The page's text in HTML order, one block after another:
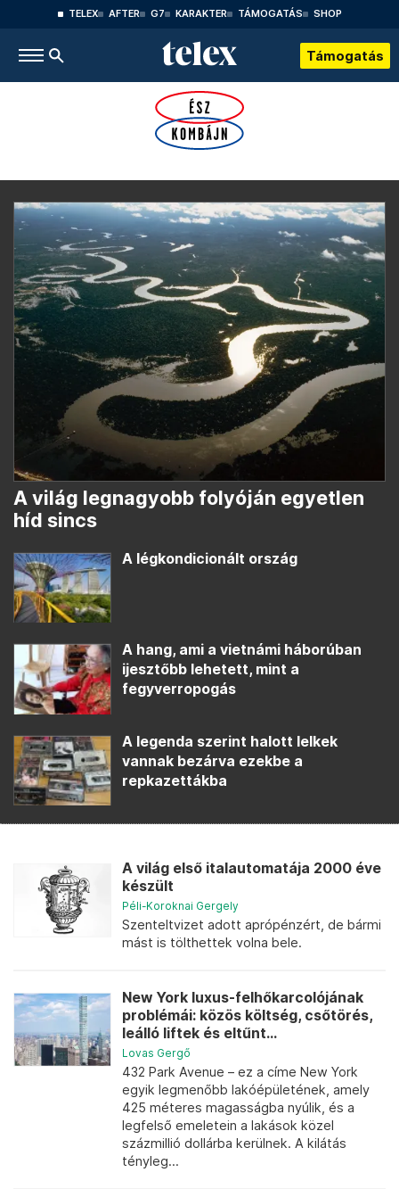
TELEX AFTER G7 KARAKTER TÁMOGATÁS SHOP
Támogatás
A világ legnagyobb folyóján egyetlen
híd sincs
A légkondicionált ország
A hang, ami a vietnámi háborúban
ijesztőbb lehetett, mint a
fegyverropogás
A legenda szerint halott lelkek
vannak bezárva ezekbe a
repkazettákba
A világ első italautomatája 2000 éve
készült
Péli-Koroknai Gergely
Szenteltvizet adott aprópénzért, de bármi
mást is tölthettek volna bele.
New York luxus-felhőkarcolójának
problémái: közös költség, csőtörés,
leálló liftek és eltűnt...
Lovas Gergő
432 Park Avenue – ez a címe New York
egyik legmenőbb lakóépületének, amely
425 méteres magasságba nyúlik, és a
legfelső emeletein a lakások közel
százmillió dollárba kerülnek. A kilátás
tényleg...